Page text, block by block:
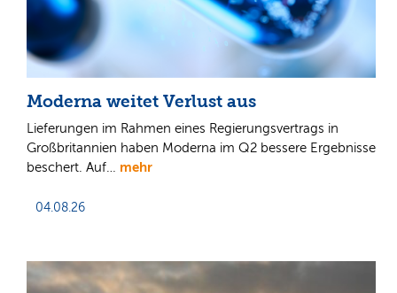
Moderna weitet Verlust aus
Lieferungen im Rahmen eines Regierungsvertrags in
Großbritannien haben Moderna im Q2 bessere Ergebnisse
beschert. Auf… mehr
04.08.26